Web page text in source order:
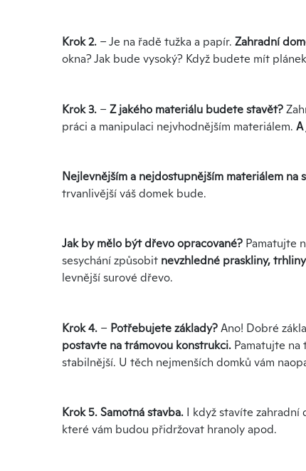
Krok 2. – Je na řadě tužka a papír. Zahradní
okna? Jak bude vysoký? Když budete mít
Krok 3. – Z jakého materiálu budete stavět?
práci a manipulaci nejvhodnějším materiálem.
Nejlevnějším a nejdostupnějším materiálem na
trvanlivější váš domek bude.
Jak by mělo být dřevo opracované? Pamatujte
sesychání způsobit nevzhledné praskliny,
levnější surové dřevo.
Krok 4. – Potřebujete základy?Ano! Dobré
postavte na trámovou konstrukci. Pamatujte
stabilnější. U těch nejmenších domků vám
Krok 5.Samotná stavba. I když stavíte
které vám budou přidržovat hranoly apod.